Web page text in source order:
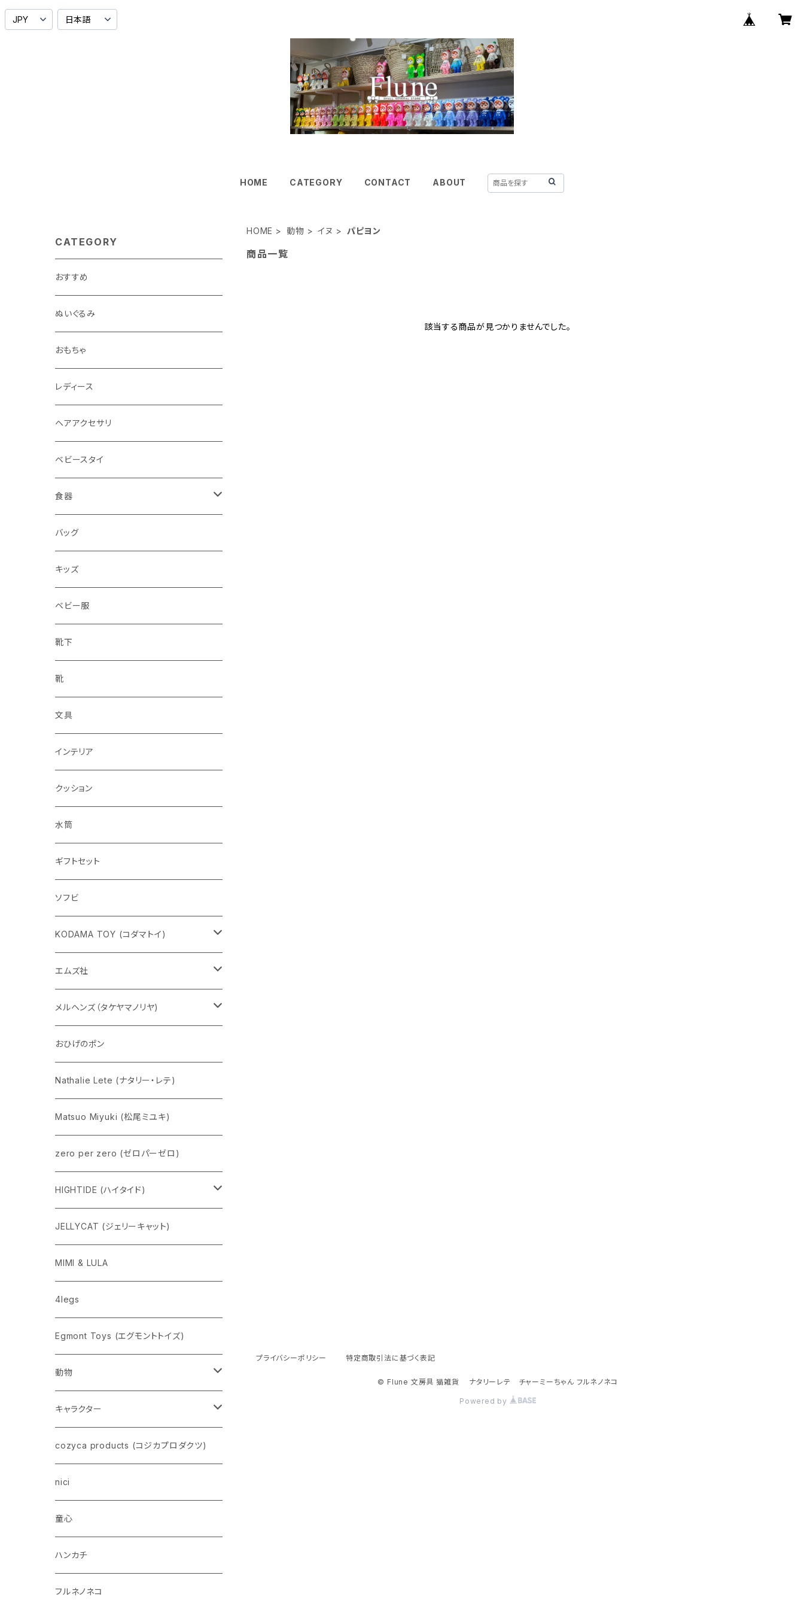
HOME CATEGORY CONTACT ABOUT
HOME 動物 イヌ パピヨン
商品一覧
該当する商品が見つかりませんでした。
CATEGORY
おすすめ
ぬいぐるみ
おもちゃ
レディース
ヘアアクセサリ
ベビースタイ
食器
水筒
水筒
バッグ
キッズ
ベビー服
靴下
靴
文具
インテリア
クッション
水筒
ギフトセット
ソフビ
KODAMA TOY (コダマトイ)
チャーミーちゃん
五型動物
Eddie パンダ
エムズ社
デコちゃん
クマちゃん
メルヘンズ（タケヤマノリヤ)
ケロペチーノ
おひげのポン
Nathalie Lete (ナタリー・レテ)
Matsuo Miyuki (松尾ミユキ)
zero per zero (ゼロパーゼロ)
HIGHTIDE (ハイタイド)
ニューレトロ
penco
nahe
pppppins（ピーーーーンズ）
JELLYCAT (ジェリーキャット)
MIMI & LULA
4legs
Egmont Toys (エグモントトイズ)
動物
ネコ
イヌ
トイプードル
柴犬
ウザギ
パンダ
リス
クマ
キャラクター
スヌーピー
モンチッチ
ムーミン
ちいかわ
ミッフィー
cozyca products (コジカプロダクツ)
nici
童心
ハンカチ
フルネノネコ
プライバシーポリシー 特定商取引法に基づく表記
© Flune 文房具 猫雑貨 ナタリーレテ チャーミーちゃん フルネノネコ
Powered by